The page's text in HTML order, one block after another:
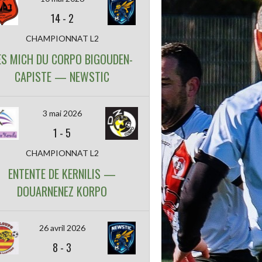
14- 2
CHAMPIONNAT L2
MICH DU CORPO BIGOUDEN-
CAPISTE — NEWSTIC
3 mai 2026
1 - 5
CHAMPIONNAT L2
ENTENTE DE KERNILIS —
DOUARNENEZ KORPO
26 avril 2026
8 - 3